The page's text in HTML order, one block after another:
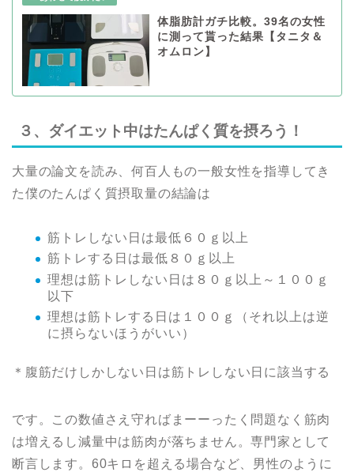
体脂肪計ガチ比較。39名の女性
に測って貰った結果【タニタ＆
オムロン】
３、ダイエット中はたんぱく質を摂ろう！
大量の論文を読み、何百人もの一般女性を指導してき
た僕のたんぱく質摂取量の結論は
筋トレしない日は最低６０ｇ以上
筋トレする日は最低８０ｇ以上
理想は筋トレしない日は８０ｇ以上～１００ｇ
以下
理想は筋トレする日は１００ｇ（それ以上は逆
に摂らないほうがいい）
＊腹筋だけしかしない日は筋トレしない日に該当する
です。この数値さえ守ればまーーったく問題なく筋肉
は増えるし減量中は筋肉が落ちません。専門家として
断言します。60キロを超える場合など、男性のように